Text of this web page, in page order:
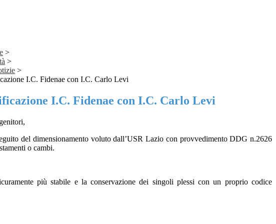
>
>
>
I.C. Fidenae con I.C. Carlo Levi
I.C. Fidenae con I.C. Carlo Levi
del dimensionamento voluto dall’USR Lazio con provvedimento DDG n.2626
o cambi.
più stabile e la conservazione dei singoli plessi con un proprio codice